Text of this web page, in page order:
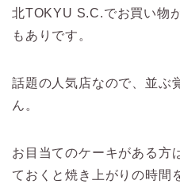
北TOKYU S.C.でお買い物
もありです。
話題の人気店なので、並ぶ
ん。
お目当てのケーキがある方
ておくと焼き上がりの時間